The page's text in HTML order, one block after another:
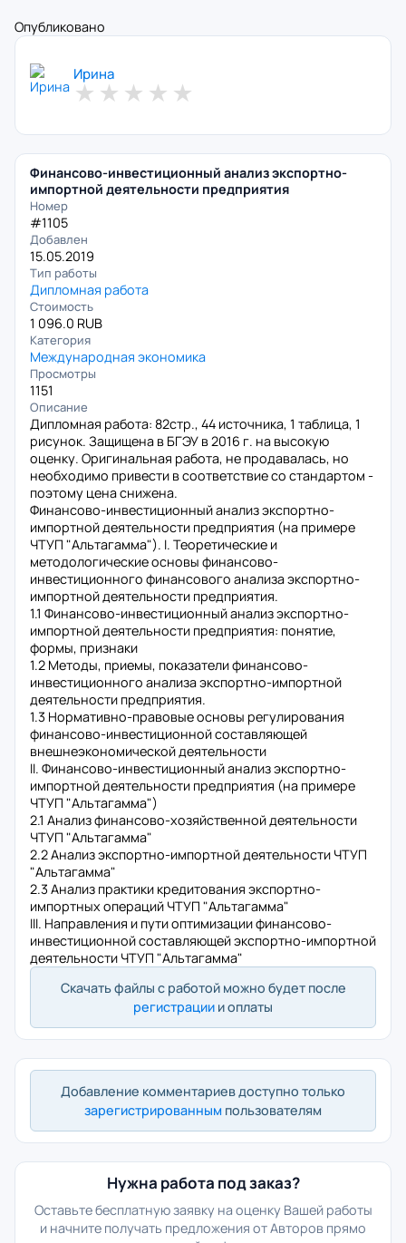
Опубликовано
Ирина
★ ★ ★ ★ ★
Финансово-инвестиционный анализ экспортно-
импортной деятельности предприятия
Номер
#1105
Добавлен
15.05.2019
Тип работы
Дипломная работа
Стоимость
1 096.0 RUB
Категория
Международная экономика
Просмотры
1151
Описание
Дипломная работа: 82стр., 44 источника, 1 таблица, 1
рисунок. Защищена в БГЭУ в 2016 г. на высокую
оценку. Оригинальная работа, не продавалась, но
необходимо привести в соответствие со стандартом -
поэтому цена снижена.
Финансово-инвестиционный анализ экспортно-
импортной деятельности предприятия (на примере
ЧТУП "Альтагамма"). I. Теоретические и
методологические основы финансово-
инвестиционного финансового анализа экспортно-
импортной деятельности предприятия.
1.1 Финансово-инвестиционный анализ экспортно-
импортной деятельности предприятия: понятие,
формы, признаки
1.2 Методы, приемы, показатели финансово-
инвестиционного анализа экспортно-импортной
деятельности предприятия.
1.3 Нормативно-правовые основы регулирования
финансово-инвестиционной составляющей
внешнеэкономической деятельности
II. Финансово-инвестиционный анализ экспортно-
импортной деятельности предприятия (на примере
ЧТУП "Альтагамма")
2.1 Анализ финансово-хозяйственной деятельности
ЧТУП "Альтагамма"
2.2 Анализ экспортно-импортной деятельности ЧТУП
"Альтагамма"
2.3 Анализ практики кредитования экспортно-
импортных операций ЧТУП "Альтагамма"
III. Направления и пути оптимизации финансово-
инвестиционной составляющей экспортно-импортной
деятельности ЧТУП "Альтагамма"
Скачать файлы с работой можно будет после
регистрации и оплаты
Добавление комментариев доступно только
зарегистрированным пользователям
Нужна работа под заказ?
Оставьте бесплатную заявку на оценку Вашей работы
и начните получать предложения от Авторов прямо